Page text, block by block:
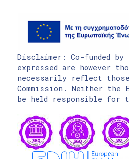
Disclaimer: Co-funded by
expressed are however
necessarily reflect those
Commission. Neither the
be held responsible for